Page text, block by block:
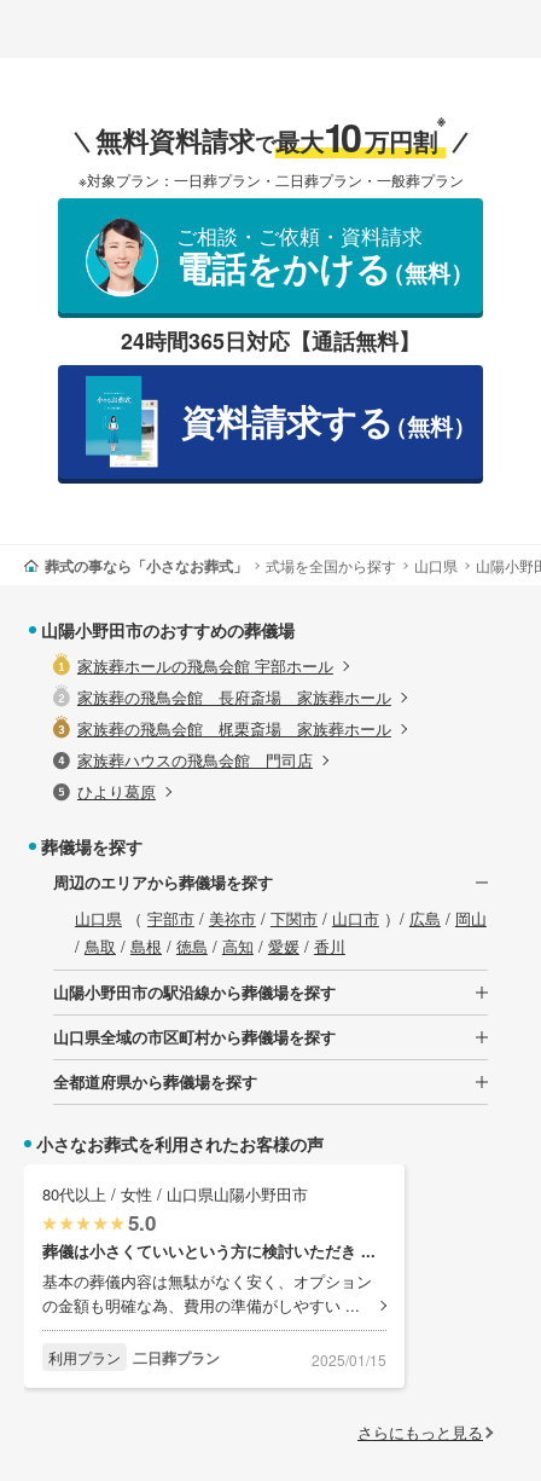
無料資料請求で最大10万円割
※
※対象プラン：一日葬プラン・二日葬プラン・一般葬プラン
ご相談・ご依頼・資料請求
電話をかける（無料）
24時間365日対応【通話無料】
資料請求する（無料）
葬式の事なら「小さなお葬式」 式場を全国から探す 山口県 山陽小野
山陽小野田市のおすすめの葬儀場
家族葬ホールの飛鳥会館 宇部ホール
家族葬の飛鳥会館 長府斎場 家族葬ホール
家族葬の飛鳥会館 梶栗斎場 家族葬ホール
家族葬ハウスの飛鳥会館 門司店
ひより葛原
葬儀場を探す
周辺のエリアから葬儀場を探す
山口県（ 宇部市/ 美祢市/ 下関市/ 山口市）/ 広島 / 岡山
/ 鳥取 / 島根 / 徳島 / 高知 / 愛媛/ 香川
山陽小野田市の駅沿線から葬儀場を探す
山口県全域の市区町村から葬儀場を探す
全都道府県から葬儀場を探す
小さなお葬式を利用されたお客様の声
80代以上 / 女性 / 山口県山陽小野田市
5.0
葬儀は小さくていいという方に検討いただき ...
基本の葬儀内容は無駄がなく安く、オプション
の金額も明確な為、費用の準備がしやすい ...
利用プラン 二日葬プラン 2025/01/15
さらにもっと見る